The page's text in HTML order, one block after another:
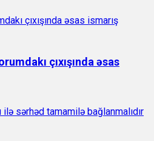
çıxışında əsas